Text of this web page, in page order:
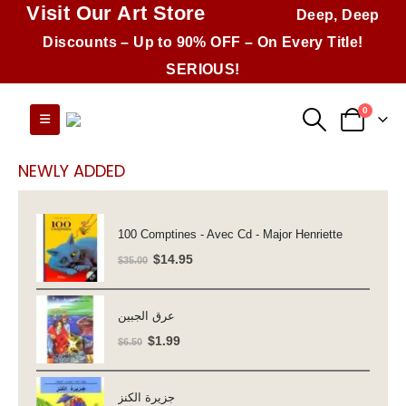
Visit Our Art Store
Deep, Deep
Discounts – Up to 90% OFF – On Every Title!
SERIOUS!
0
NEWLY ADDED
100 Comptines - Avec Cd - Major Henriette
$35.00 Original
$35.00.
$14.95Current
عرق الجبين
$6.50 Original
$6.50.
$1.99Current
جزيرة الكنز